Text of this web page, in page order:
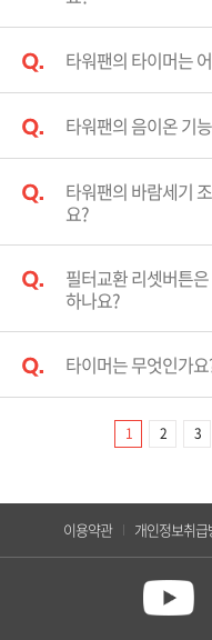
타워팬의 타이머는
타워팬의 음이온 기
타워팬의 바람세기
요?
필터교환 리셋버튼
하나요?
타이머는 무엇인가
1 2 3
이용약관 개인정보취급